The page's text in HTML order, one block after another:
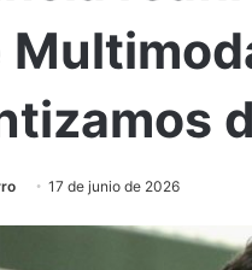
17 de junio de 2026